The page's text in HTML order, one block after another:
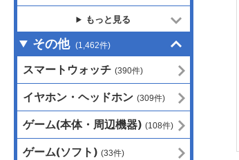
もっと見る
その他 (1,462件)
スマートウォッチ (390件)
イヤホン・ヘッドホン (309件)
ゲーム(本体・周辺機器) (108件)
ゲーム(ソフト) (33件)